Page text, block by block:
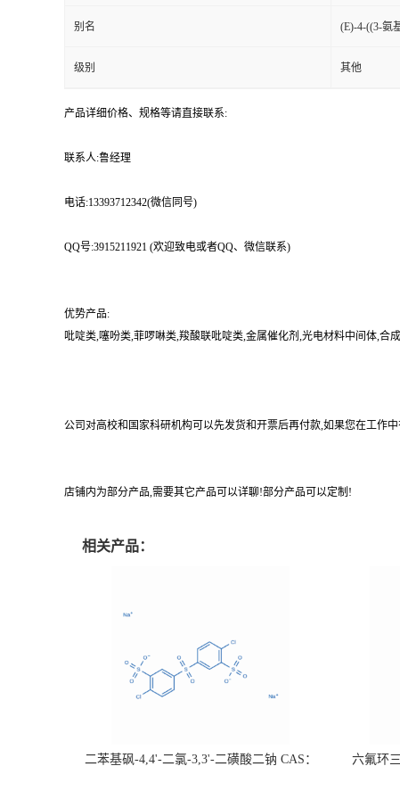
别名 (E)-4-((3-氨
级别 其他
产品详细价格、规格等请直接联系:
联系人:鲁经理
电话:13393712342(微信同号)
QQ号:3915211921 (欢迎致电或者QQ、微信联系)
优势产品:
吡啶类,噻吩类,菲啰啉类,羧酸联吡啶类,金属催化剂,光电材料中间体,
公司对高校和国家科研机构可以先发货和开票后再付款,如果您在工作
店铺内为部分产品,需要其它产品可以详聊!部分产品可以定制!
相关产品：
二苯基砜-4,4'-二氯-3,3'-二磺酸二钠 CAS：
六氟环